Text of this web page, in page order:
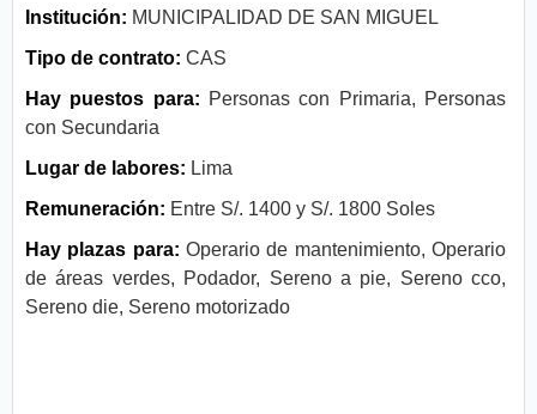
Institución: MUNICIPALIDAD DE SAN MIGUEL
Tipo de contrato: CAS
Hay puestos para: Personas con Primaria, Personas
con Secundaria
Lugar de labores: Lima
Remuneración: Entre S/. 1400 y S/. 1800 Soles
Hay plazas para: Operario de mantenimiento, Operario
de áreas verdes, Podador, Sereno a pie, Sereno cco,
Sereno die, Sereno motorizado